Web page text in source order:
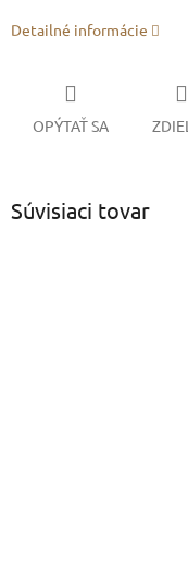
Detailné informácie
OPÝTAŤ SA
Súvisiaci tovar